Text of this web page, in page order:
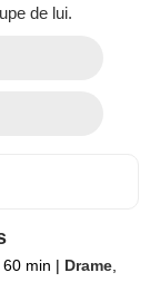
de lui.
60 min | Drame